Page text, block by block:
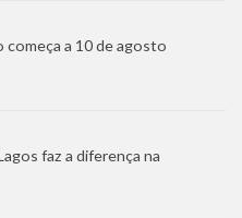
começa a 10 de agosto
faz a diferença na